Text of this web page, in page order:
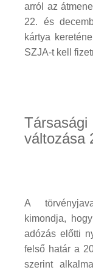
arról az
22. és
kártya
SZJA-t kell
változása
A
kimondja,
adózás előtti
felső határ a
szerint